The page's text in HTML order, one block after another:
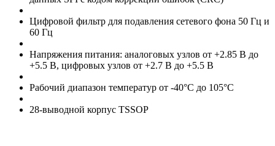
Цифровой фильтр для подавления сетевого фона 50 Гц и
60 Гц
Напряжения питания: аналоговых узлов от +2.85 В до
+5.5 В, цифровых узлов от +2.7 В до +5.5 В
Рабочий диапазон температур от -40°C до 105°C
28-выводной корпус TSSOP